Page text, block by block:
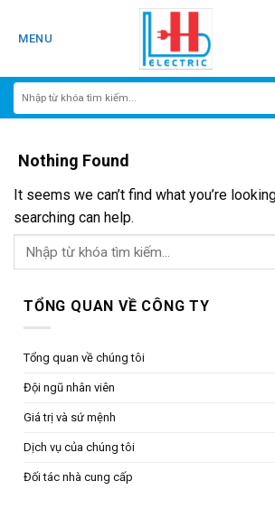
MENU
Nothing Found
It seems we can’t find what you’re
searching can help.
TỔNG QUAN VỀ CÔNG TY
Tổng quan về chúng tôi
Đội ngũ nhân viên
Giá trị và sứ mệnh
Dịch vụ của chúng tôi
Đối tác nhà cung cấp